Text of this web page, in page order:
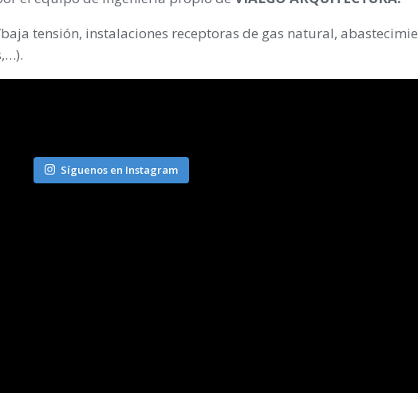
tensión, instalaciones receptoras de gas natural,
Síguenos en Instagram